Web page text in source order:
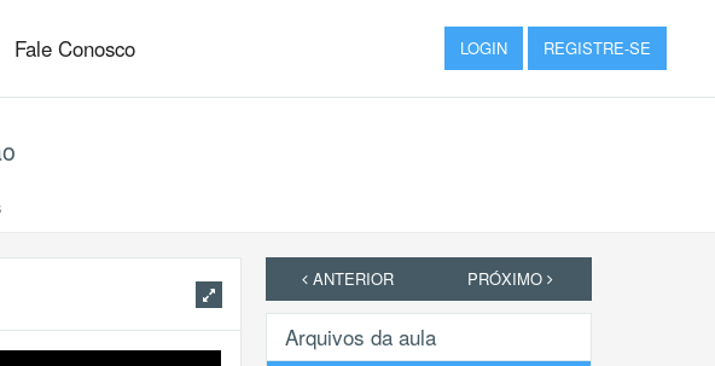
Fale Conosco LOGIN REGISTRE-SE
ANTERIOR PRÓXIMO
Arquivos da aula